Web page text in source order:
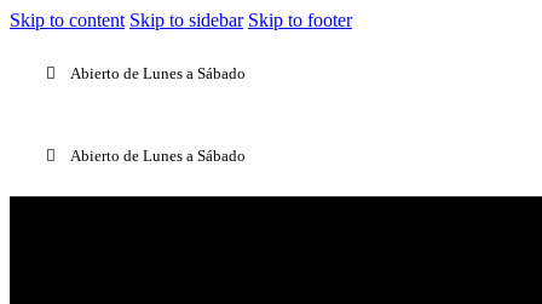
Skip to content Skip to sidebar Skip to footer
Abierto de Lunes a Sábado
Abierto de Lunes a Sábado